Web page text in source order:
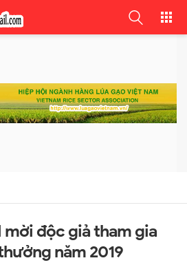
mời độc giả tham gia
năm 2019